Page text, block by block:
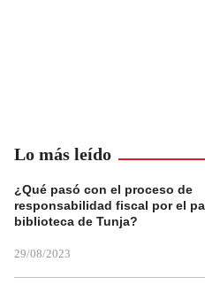
Lo más leído
¿Qué pasó con el proceso de
responsabilidad fiscal por el
biblioteca de Tunja?
29/08/2023